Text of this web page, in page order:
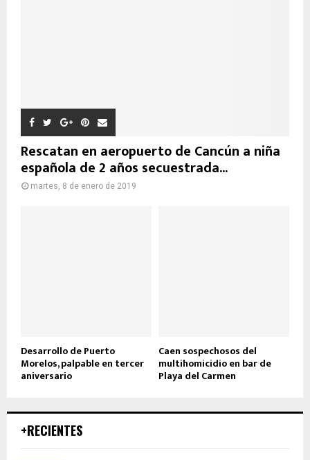
Rescatan en aeropuerto de Cancún a niña
española de 2 años secuestrada...
martes, 8 de enero de 2019
Desarrollo de Puerto
Morelos, palpable en tercer
aniversario
Caen sospechosos del
multihomicidio en bar de
Playa del Carmen
+RECIENTES